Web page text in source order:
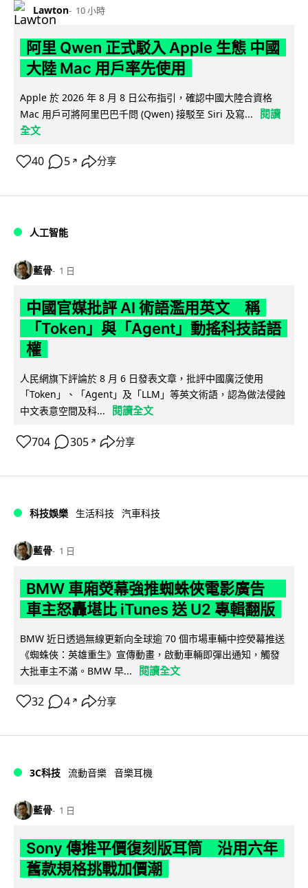
Lawton 10 小時
阿里 Qwen 正式駁入 Apple 生態 中國
大陸 Mac 用戶率先使用
Apple 於 2026 年 8 月 8 日公布指引，確認中國大陸合資格
Mac 用戶可將阿里巴巴千問 (Qwen) 接駁至 Siri 及寫...
閱讀
全文
40 5 ↗ 分享
人工智能
藍骨 1 日
中國官媒批評 AI 術語濫用英文 稱
「Token」與「Agent」動搖科技話語
權
人民網旗下評論於 8 月 6 日發表文章，批評中國廣泛使用
「Token」、「Agent」及「LLM」等英文術語，認為做法侵蝕
中文表意空間及科...
閱讀全文
704 305 ↗ 分享
科技娛樂 生活科技 汽車科技
藍骨 1 日
BMW 車廂熒幕強推蜘蛛俠電影廣告
車主怒轟堪比 iTunes 送 U2 專輯翻版
BMW 近日透過無線更新向全球逾 70 個市場車輛中控熒幕推送
《蜘蛛俠：英雄重生》宣傳動畫，啟動車輛即彈出通知，觸發
大批車主不滿。BMW 早...
閱讀全文
32 4 ↗ 分享
3C科技 流動音樂 音樂耳機
藍骨 1 日
Sony 傳推平價復刻版耳筒 沿用六年
舊款規格挑戰加價潮